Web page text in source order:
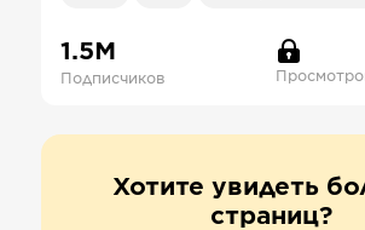
1.5М
Подписчиков
Хотите увидеть
страниц?